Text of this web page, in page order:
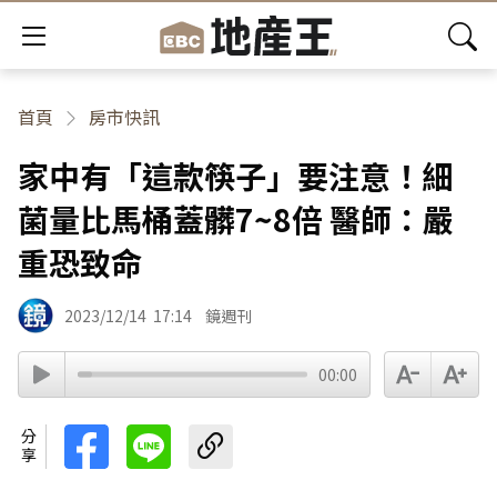
首頁 房市快訊
家中有「這款筷子」要注意！細
菌量比馬桶蓋髒7~8倍 醫師：嚴
重恐致命
2023/12/14 17:14 鏡週刊
00:00
分享